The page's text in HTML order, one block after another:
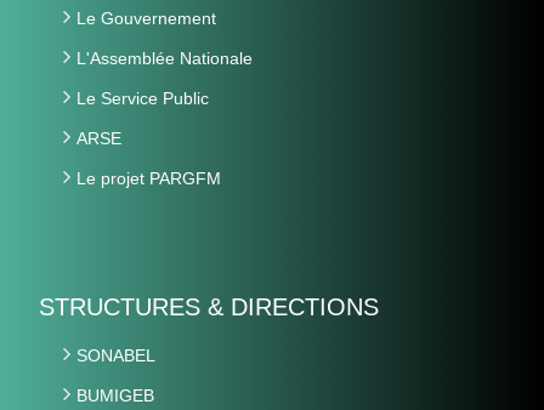
Le Gouvernement
L'Assemblée Nationale
Le Service Public
ARSE
Le projet PARGFM
STRUCTURES & DIRECTIONS
SONABEL
BUMIGEB